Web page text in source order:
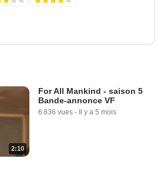
2:10
For All Mankind - saison 5
Bande-annonce VF
6 836 vues - Il y a 5 mois